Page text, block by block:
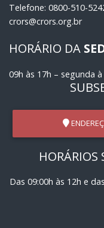
Telefone: 0800-510-
crors@crors.org.br
HORÁRIO DA
09h às 17h – segunda
HORÁRIOS
Das 09:00h às 12h e